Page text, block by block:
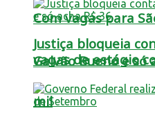
Com vagas para
vagas de estágio
mil
Justiça bloqueia
Galvão Bueno e só